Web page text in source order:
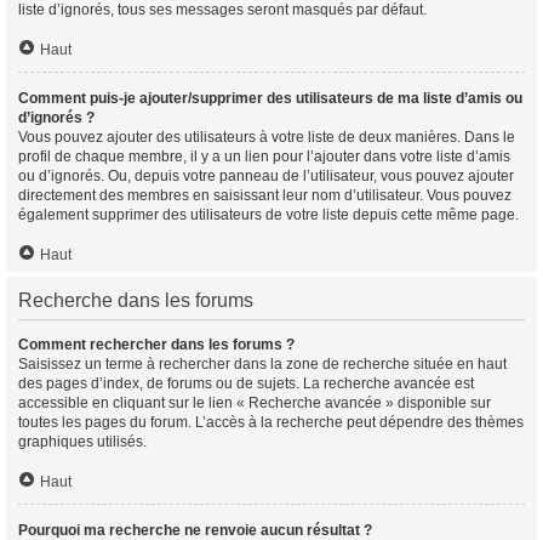
liste d’ignorés, tous ses messages seront masqués par défaut.
Haut
Comment puis-je ajouter/supprimer des utilisateurs de ma liste d’amis ou
d’ignorés ?
Vous pouvez ajouter des utilisateurs à votre liste de deux manières. Dans le
profil de chaque membre, il y a un lien pour l’ajouter dans votre liste d’amis
ou d’ignorés. Ou, depuis votre panneau de l’utilisateur, vous pouvez ajouter
directement des membres en saisissant leur nom d’utilisateur. Vous pouvez
également supprimer des utilisateurs de votre liste depuis cette même page.
Haut
Recherche dans les forums
Comment rechercher dans les forums ?
Saisissez un terme à rechercher dans la zone de recherche située en haut
des pages d’index, de forums ou de sujets. La recherche avancée est
accessible en cliquant sur le lien « Recherche avancée » disponible sur
toutes les pages du forum. L’accès à la recherche peut dépendre des thèmes
graphiques utilisés.
Haut
Pourquoi ma recherche ne renvoie aucun résultat ?